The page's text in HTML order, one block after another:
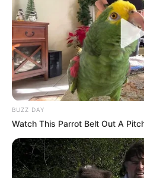
TEMAS DESTACADOS
RECIBO DEL AGUA
CUNDINAMARCA
CORTES DE LUZ
REGIOTRAM DE
BUZZ DAY
Watch This Parrot Belt Out A